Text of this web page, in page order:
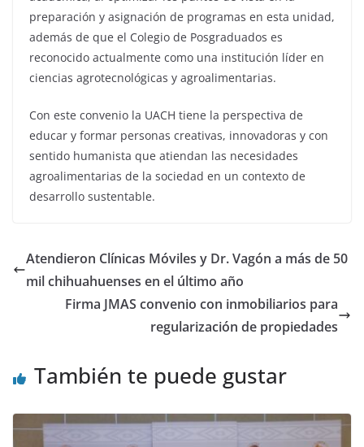
preparación y asignación de programas en esta unidad,
además de que el Colegio de Posgraduados es
reconocido actualmente como una institución líder en
ciencias agrotecnológicas y agroalimentarias.
Con este convenio la UACH tiene la perspectiva de
educar y formar personas creativas, innovadoras y con
sentido humanista que atiendan las necesidades
agroalimentarias de la sociedad en un contexto de
desarrollo sustentable.
Atendieron Clínicas Móviles y Dr. Vagón a más de 50
mil chihuahuenses en el último año
Firma JMAS convenio con inmobiliarios para
regularización de propiedades
También te puede gustar